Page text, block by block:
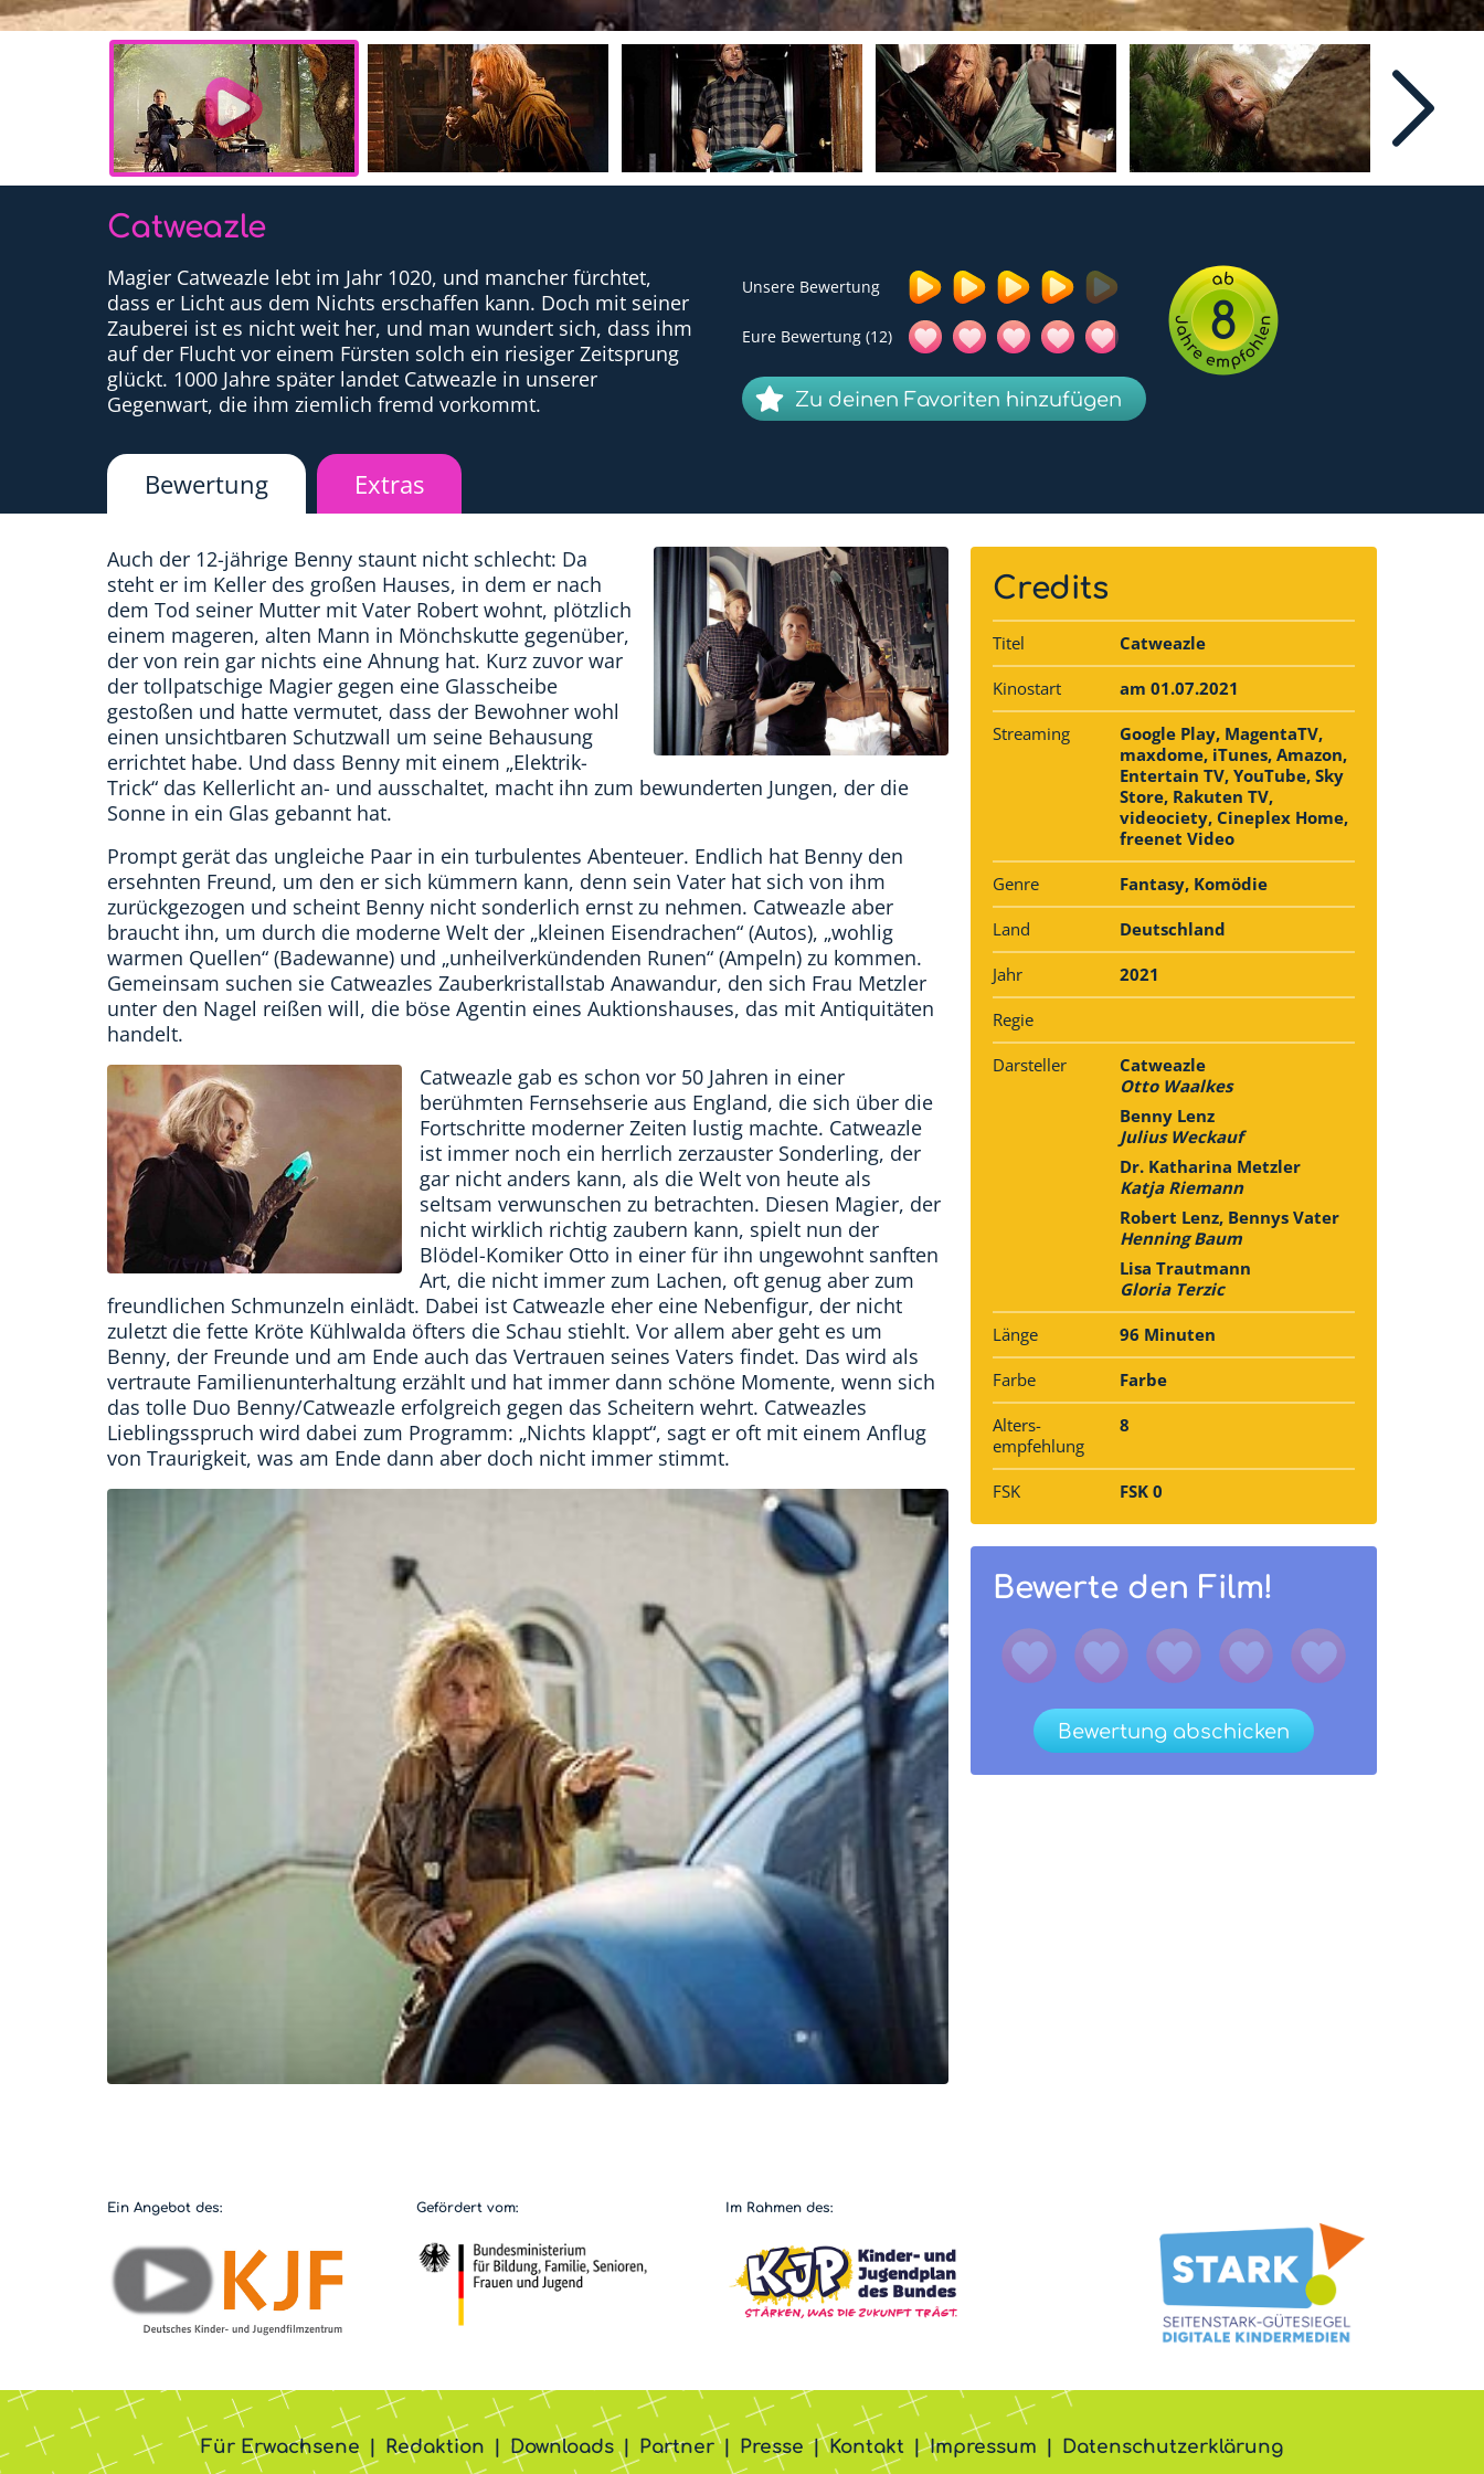
Catweazle
Magier Catweazle lebt im Jahr 1020, und mancher fürchtet,
dass er Licht aus dem Nichts erschaffen kann. Doch mit seiner
Zauberei ist es nicht weit her, und man wundert sich, dass ihm
auf der Flucht vor einem Fürsten solch ein riesiger Zeitsprung
glückt. 1000 Jahre später landet Catweazle in unserer
Gegenwart, die ihm ziemlich fremd vorkommt.
Unsere Bewertung
Eure Bewertung (12) 8
Zu deinen Favoriten hinzufügen
Bewertung Extras
Auch der 12-jährige Benny staunt nicht schlecht: Da
steht er im Keller des großen Hauses, in dem er nach
dem Tod seiner Mutter mit Vater Robert wohnt, plötzlich
einem mageren, alten Mann in Mönchskutte gegenüber,
der von rein gar nichts eine Ahnung hat. Kurz zuvor war
der tollpatschige Magier gegen eine Glasscheibe
gestoßen und hatte vermutet, dass der Bewohner wohl
einen unsichtbaren Schutzwall um seine Behausung
errichtet habe. Und dass Benny mit einem „Elektrik-
Trick“ das Kellerlicht an- und ausschaltet, macht ihn zum bewunderten Jungen, der die
Sonne in ein Glas gebannt hat.
Prompt gerät das ungleiche Paar in ein turbulentes Abenteuer. Endlich hat Benny den
ersehnten Freund, um den er sich kümmern kann, denn sein Vater hat sich von ihm
zurückgezogen und scheint Benny nicht sonderlich ernst zu nehmen. Catweazle aber
braucht ihn, um durch die moderne Welt der „kleinen Eisendrachen“ (Autos), „wohlig
warmen Quellen“ (Badewanne) und „unheilverkündenden Runen“ (Ampeln) zu kommen.
Gemeinsam suchen sie Catweazles Zauberkristallstab Anawandur, den sich Frau Metzler
unter den Nagel reißen will, die böse Agentin eines Auktionshauses, das mit Antiquitäten
handelt.
Catweazle gab es schon vor 50 Jahren in einer
berühmten Fernsehserie aus England, die sich über die
Fortschritte moderner Zeiten lustig machte. Catweazle
ist immer noch ein herrlich zerzauster Sonderling, der
gar nicht anders kann, als die Welt von heute als
seltsam verwunschen zu betrachten. Diesen Magier, der
nicht wirklich richtig zaubern kann, spielt nun der
Blödel-Komiker Otto in einer für ihn ungewohnt sanften
Art, die nicht immer zum Lachen, oft genug aber zum
freundlichen Schmunzeln einlädt. Dabei ist Catweazle eher eine Nebenfigur, der nicht
zuletzt die fette Kröte Kühlwalda öfters die Schau stiehlt. Vor allem aber geht es um
Benny, der Freunde und am Ende auch das Vertrauen seines Vaters findet. Das wird als
vertraute Familienunterhaltung erzählt und hat immer dann schöne Momente, wenn sich
das tolle Duo Benny/Catweazle erfolgreich gegen das Scheitern wehrt. Catweazles
Lieblingsspruch wird dabei zum Programm: „Nichts klappt“, sagt er oft mit einem Anflug
von Traurigkeit, was am Ende dann aber doch nicht immer stimmt.
Credits
Titel Catweazle
Kinostart am 01.07.2021
Streaming
Google Play, MagentaTV,
maxdome, iTunes, Amazon,
Entertain TV, YouTube, Sky
Store, Rakuten TV,
videociety, Cineplex Home,
freenet Video
Genre Fantasy, Komödie
Land Deutschland
Jahr 2021
Regie
Darsteller
Catweazle
Otto Waalkes
Benny Lenz
Julius Weckauf
Dr. Katharina Metzler
Katja Riemann
Robert Lenz, Bennys Vater
Henning Baum
Lisa Trautmann
Gloria Terzic
Länge 96 Minuten
Farbe Farbe
Alters­
empfehlung
8
FSK FSK 0
Bewerte den Film!
Bewertung abschicken
Ein Angebot des: Gefördert vom: Im Rahmen des:
Für Erwachsene Redaktion Downloads Partner Presse Kontakt Impressum Datenschutzerklärung